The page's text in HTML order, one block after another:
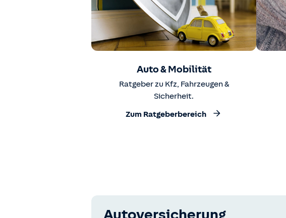
Auto & Mobilität
Ratgeber zu Kfz, Fahrzeugen &
Sicherheit.
Zum Ratgeberbereich
Autoversicherung